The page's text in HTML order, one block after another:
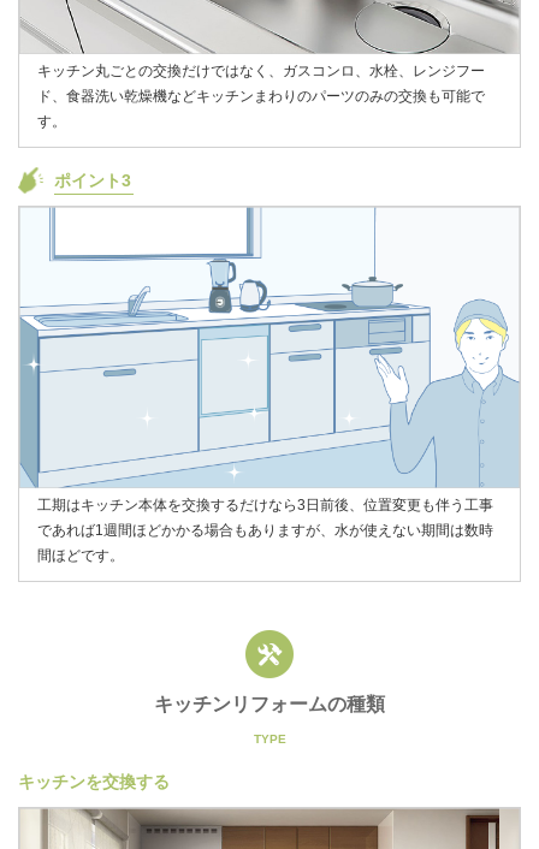
キッチン丸ごとの交換だけではなく、ガスコンロ、水栓、レンジフー
ド、食器洗い乾燥機などキッチンまわりのパーツのみの交換も可能で
す。
ポイント3
工期はキッチン本体を交換するだけなら3日前後、位置変更も伴う工事
であれば1週間ほどかかる場合もありますが、水が使えない期間は数時
間ほどです。
キッチンリフォームの種類
キッチンを交換する